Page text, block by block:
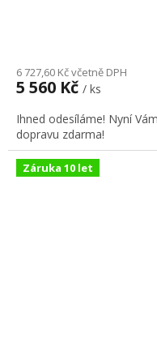
6 727,60 Kč včetně DPH
5 560 Kč / ks
Ihned odesíláme! Nyní
dopravu zdarma!
Záruka 10 let